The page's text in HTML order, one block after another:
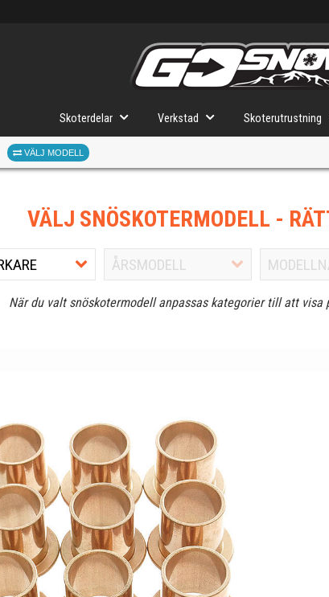
Skoterdelar Verkstad Skoterutrustning
VÄLJ MODELL
VÄLJ SNÖSKOTERMODELL -
När du valt snöskotermodell anpassas kategorier till att visa